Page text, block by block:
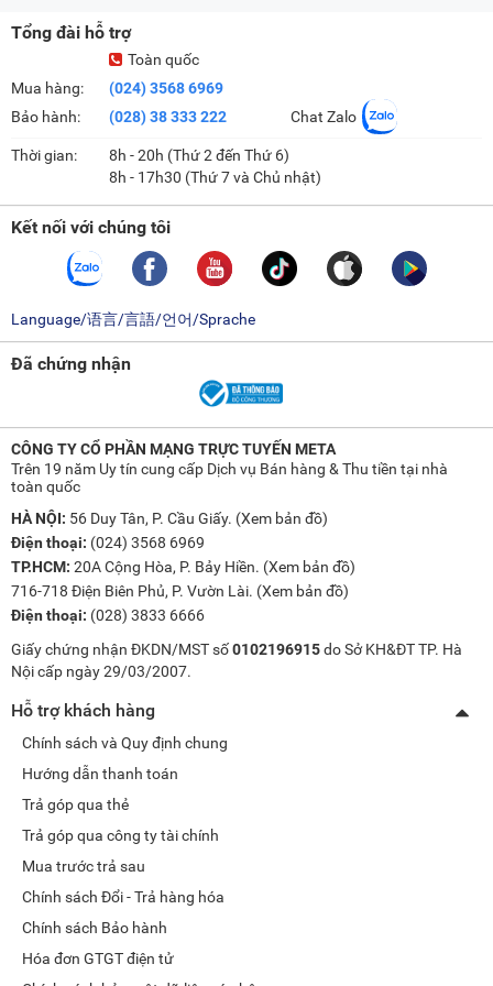
phép bảo quản nhiều loại thực phẩm và đồ uống mà vẫn
đảm bảo độ bền lâu dài. Ngoài ra, người dùng có thể dễ
dàng điều chỉnh 7 mức độ làm mát thông qua núm vặn xoay
cơ học, phù hợp với từng nhu cầu bảo quản khác nhau, từ
nước giải khát, rau củ quả đến các sản phẩm đóng gói.
Cấu tạo của tủ mát
Lưu ý khi sử dụng tủ mát Sanaky VH-218KL
Sắp xếp thực phẩm hợp lý, không để quá nhiều đồ che kín
lỗ thông gió, tránh cản trở luồng khí lạnh.
Hạn chế mở cửa tủ nhiều lần hoặc để cửa mở quá lâu vì
sẽ gây thất thoát hơi lạnh và tốn điện năng.
Nên đặt tủ ở vị trí thoáng mát, tránh ánh nắng trực tiếp
hoặc nơi gần nguồn nhiệt cao.
Vệ sinh định kỳ kệ đựng, lòng tủ và lỗ thoát nước để đảm
bảo an toàn vệ sinh thực phẩm.
Điều chỉnh nhiệt độ phù hợp với từng loại thực phẩm,
Khi di chuyển tủ, nên tắt nguồn điện và chờ khoảng 5
nén.
Với thiết kế hiện đại, công nghệ chống đọng sương LOW-E,
dàn lạnh nhôm đúc ổn định, lốc nén Panasonic bền bỉ và
nhiều tiện ích thông minh, tủ mát Sanaky VH-218KL
(VH218KL, 218KL, tủ mát Sanaky 170 lít VH 218KL) là giải
pháp bảo quản thực phẩm tối ưu cho gia đình, cửa hàng và
siêu thị mini. Sản phẩm không chỉ giúp giữ thực phẩm luôn
tươi ngon mà còn tiết kiệm điện năng và mang lại trải
nghiệm sử dụng tiện lợi, bền lâu. Đây chắc chắn là một lựa
Tổng đài hỗ trợ
Mua hàng:
Bảo hành:
Toàn quốc
(024) 3568 6969
(028) 38 333 222
Chat Zalo
Thời gian:
8h - 20h (Thứ 2 đến Thứ 6)
8h - 17h30 (Thứ 7 và Chủ nhật)
Kết nối với chúng tôi
Language/语言/言語/언어/Sprache
Đã chứng nhận
CÔNG TY CỔ PHẦN MẠNG TRỰC TUYẾN META
Trên 19 năm Uy tín cung cấp Dịch vụ Bán hàng & Thu tiền tại nhà
toàn quốc
HÀ NỘI: 56 Duy Tân, P. Cầu Giấy. (Xem bản đồ)
Điện thoại: (024) 3568 6969
TP.HCM: 20A Cộng Hòa, P. Bảy Hiền. (Xem bản đồ)
716-718 Điện Biên Phủ, P. Vườn Lài. (Xem bản đồ)
Điện thoại: (028) 3833 6666
Giấy chứng nhận ĐKDN/MST số0102196915do Sở KH&ĐT TP. Hà
Nội cấp ngày 29/03/2007.
Hỗ trợ khách hàng
Chính sách và Quy định chung
Hướng dẫn thanh toán
Trả góp qua thẻ
Trả góp qua công ty tài chính
Mua trước trả sau
Chính sách Đổi - Trả hàng hóa
Chính sách Bảo hành
Hóa đơn GTGT điện tử